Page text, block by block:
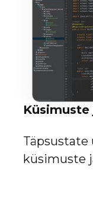
Täpsustate
küsimuste